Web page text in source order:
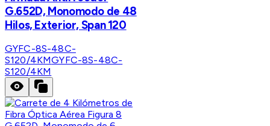
G.652D, Monomodo de 48
Hilos, Exterior, Span 120
GYFC-8S-48C-
S120/4KMGYFC-8S-48C-
S120/4KM